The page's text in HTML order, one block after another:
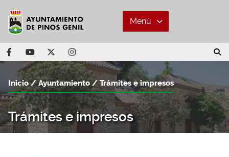
Menú
Trámites e impresos
Inicio Ayuntamiento Trámites e impresos